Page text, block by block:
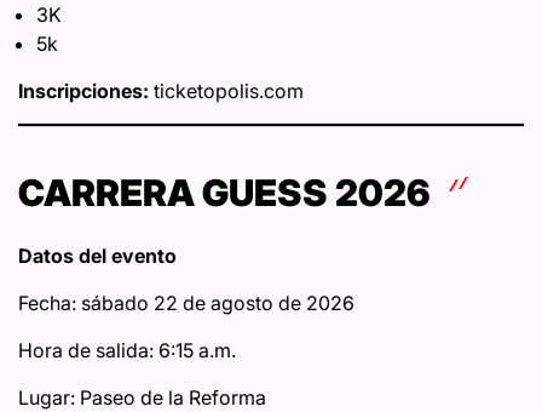
3K
5k
Inscripciones: ticketopolis.com
CARRERA GUESS 2026
Datos del evento
Fecha: sábado 22 de agosto de 2026
Hora de salida: 6:15 a.m.
Lugar: Paseo de la Reforma